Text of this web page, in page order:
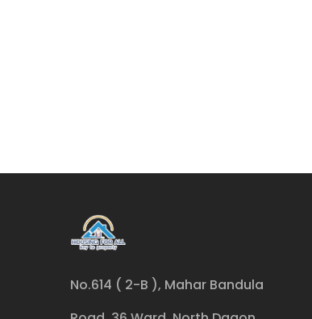
No.614 ( 2-B ), Mahar Bandula